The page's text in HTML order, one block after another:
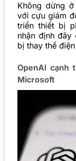
Không dừng
với cựu giám
triển thiết bị
nhận định
bị thay thế
OpenAI cạnh
Microsoft